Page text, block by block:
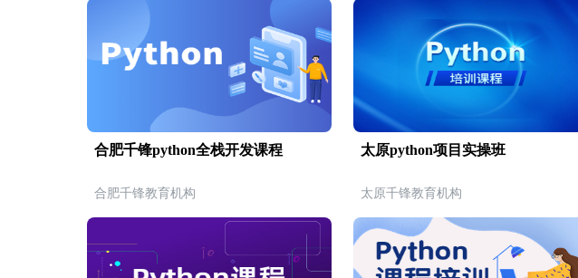
合肥千锋python全栈开发课程
合肥千锋教育机构
太原python项目实操班
太原千锋教育机构